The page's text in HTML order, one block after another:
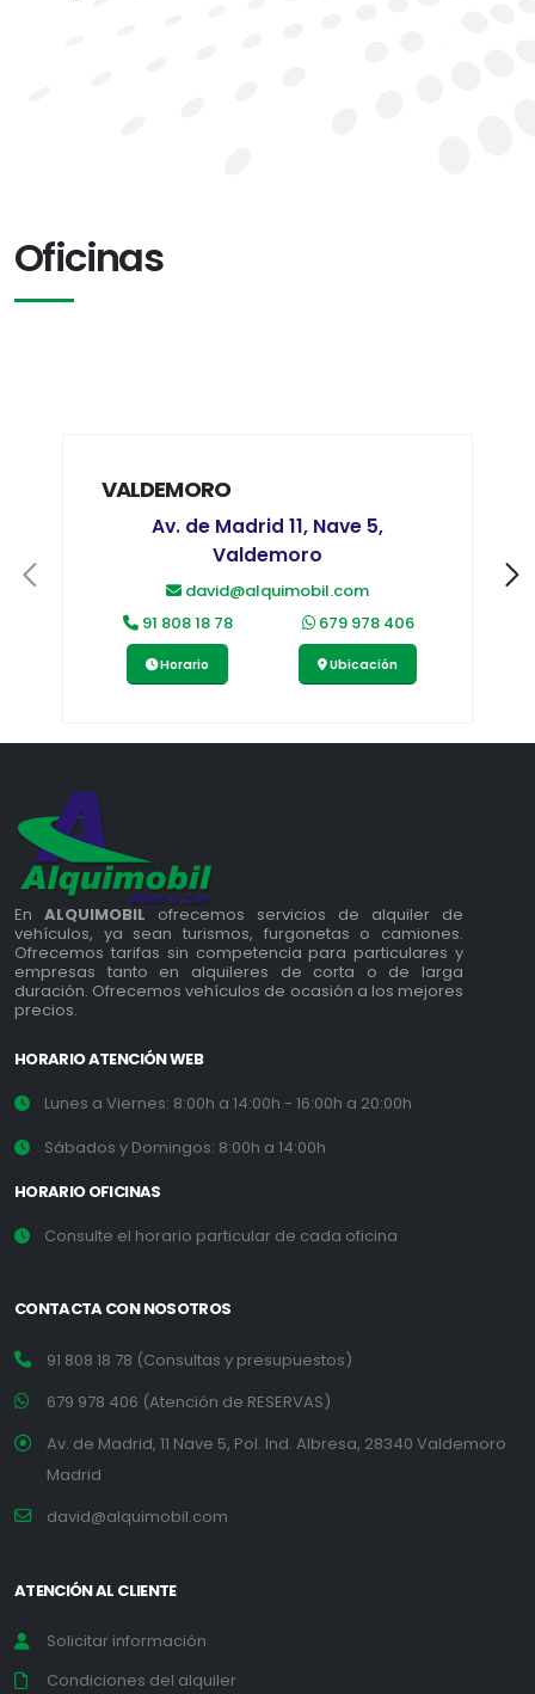
Oficinas
VALDEMORO
Av. de Madrid 11, Nave 5,
Valdemoro
david@alquimobil.com
91 808 18 78
Horario
679 978 406
Ubicación
En ALQUIMOBIL ofrecemos servicios de alquiler de
vehículos, ya sean turismos, furgonetas o camiones.
Ofrecemos tarifas sin competencia para particulares y
empresas tanto en alquileres de corta o de larga
duración. Ofrecemos vehículos de ocasión a los mejores
precios.
HORARIO ATENCIÓN WEB
Lunes a Viernes: 8:00h a 14:00h - 16:00h a 20:00h
Sábados y Domingos: 8:00h a 14:00h
HORARIO OFICINAS
Consulte el horario particular de cada oficina
CONTACTA CON NOSOTROS
91 808 18 78 (Consultas y presupuestos)
679 978 406 (Atención de RESERVAS)
Av. de Madrid, 11 Nave 5, Pol. Ind. Albresa, 28340 Valdemoro
Madrid
david@alquimobil.com
ATENCIÓN AL CLIENTE
Solicitar información
Condiciones del alquiler